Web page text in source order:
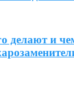
делают и